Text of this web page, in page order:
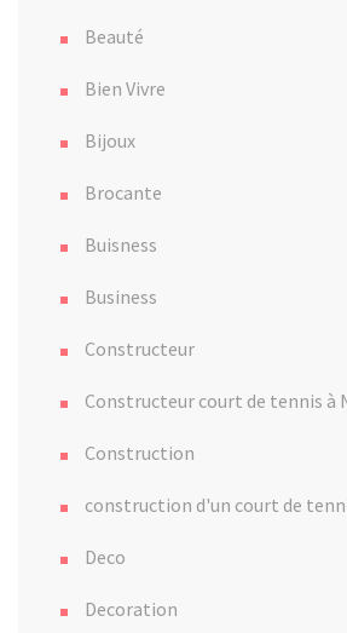
Beauté
Bien Vivre
Bijoux
Brocante
Buisness
Business
Constructeur
Constructeur court de tennis à
Construction
construction d'un court de
Deco
Decoration